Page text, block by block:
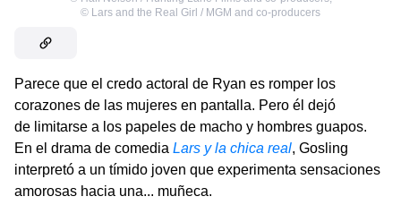
© Lars and the Real Girl / MGM and co-producers
Parece que el credo actoral de Ryan es romper los
corazones de las mujeres en pantalla. Pero él dejó
de limitarse a los papeles de macho y hombres guapos.
En el drama de comedia Lars y la chica real, Gosling
interpretó a un tímido joven que experimenta sensaciones
amorosas hacia una... muñeca.